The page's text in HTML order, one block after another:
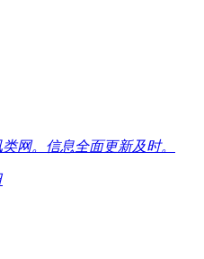
网。信息全面更新及时。